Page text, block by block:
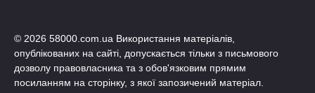
© 2026 58000.com.ua Використання матеріалів,
опублікованих на сайті, допускається тільки з письмового
дозволу правовласника та з обов'язковим прямим
посиланням на сторінку, з якої запозичений матеріал.